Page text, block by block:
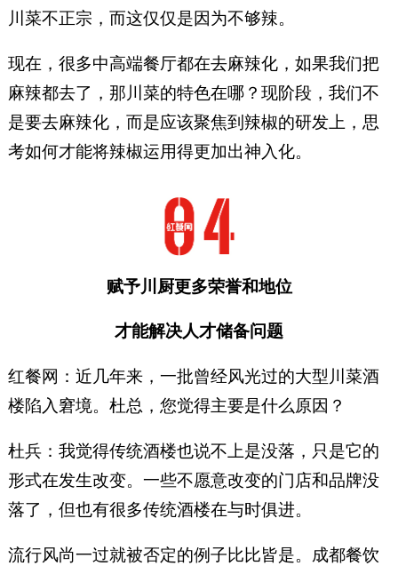
川菜不正宗，而这仅仅是因为不够辣。
现在，很多中高端餐厅都在去麻辣化，如果我们把
麻辣都去了，那川菜的特色在哪？现阶段，我们不
是要去麻辣化，而是应该聚焦到辣椒的研发上，思
考如何才能将辣椒运用得更加出神入化。
赋予川厨更多荣誉和地位
才能解决人才储备问题
红餐网：近几年来，一批曾经风光过的大型川菜酒
楼陷入窘境。杜总，您觉得主要是什么原因？
杜兵：我觉得传统酒楼也说不上是没落，只是它的
形式在发生改变。一些不愿意改变的门店和品牌没
落了，但也有很多传统酒楼在与时俱进。
流行风尚一过就被否定的例子比比皆是。成都餐饮